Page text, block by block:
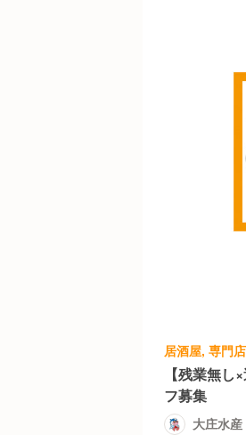
居酒屋, 専門
【残業無
フ募集